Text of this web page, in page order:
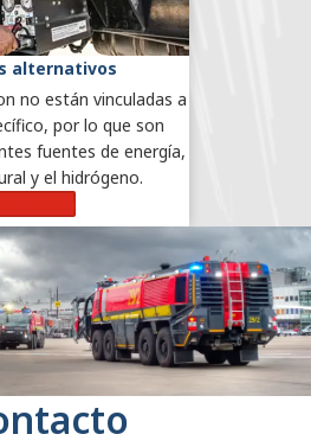
alternativos
no están vinculadas a
por lo que son
fuentes de energía,
y el hidrógeno.